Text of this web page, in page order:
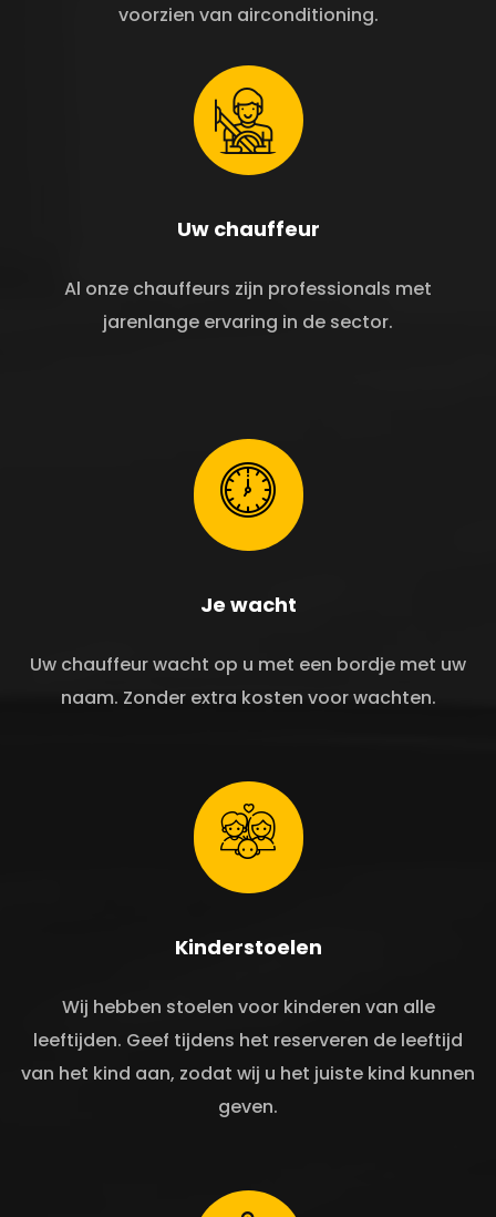
voorzien van airconditioning.
Uw chauffeur
Al onze chauffeurs zijn professionals met
jarenlange ervaring in de sector.
Je wacht
Uw chauffeur wacht op u met een bordje met uw
naam. Zonder extra kosten voor wachten.
Kinderstoelen
Wij hebben stoelen voor kinderen van alle
leeftijden. Geef tijdens het reserveren de leeftijd
van het kind aan, zodat wij u het juiste kind kunnen
geven.